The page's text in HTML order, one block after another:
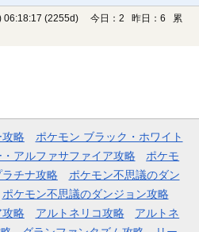
06:18:17 (2255d)
今日：2 昨日：6 累
攻略
ポケモン ブラック・ホワイト
アルファサファイア攻略
ポケモ
チナ攻略
ポケモン不思議のダン
ポケモン不思議のダンジョン攻略
攻略
アルトネリコ攻略
アルトネ